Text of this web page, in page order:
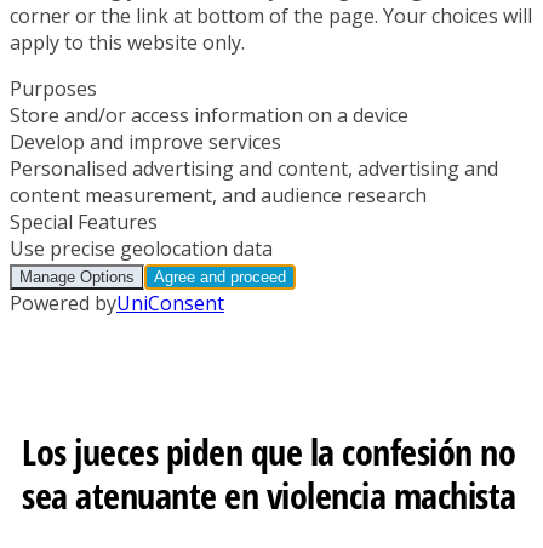
Los jueces piden que la confesión no
sea atenuante en violencia machista